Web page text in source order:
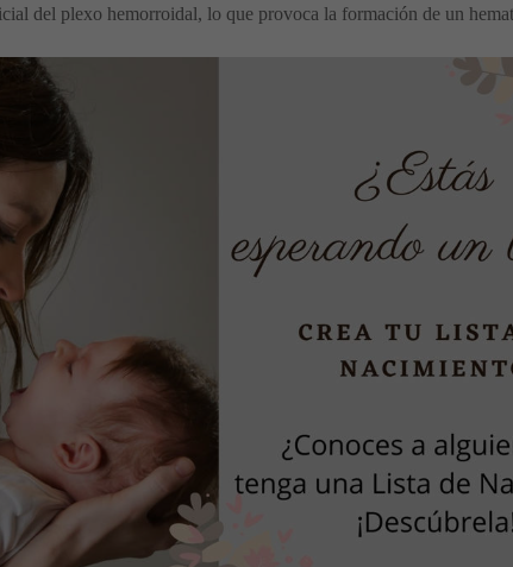
del plexo hemorroidal, lo que provoca la formación de un